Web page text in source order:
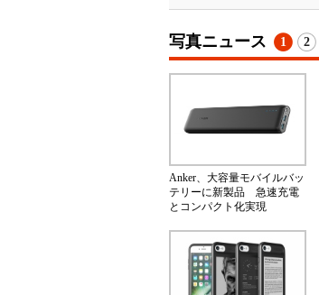
写真ニュース 1 2
Anker、大容量モバイルバッ
テリーに新製品 急速充電
とコンパクト化実現